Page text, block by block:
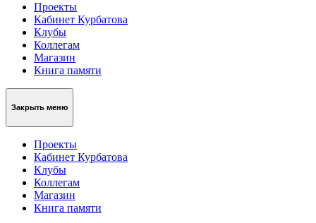
Проекты
Кабинет Курбатова
Клубы
Коллегам
Магазин
Книга памяти
Закрыть меню
Проекты
Кабинет Курбатова
Клубы
Коллегам
Магазин
Книга памяти